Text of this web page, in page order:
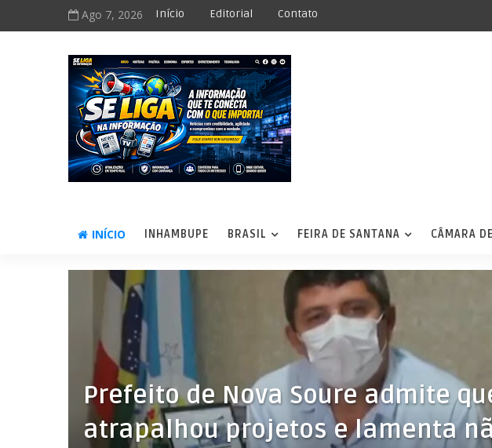
Ago 7, 2026 Início Editorial Contato
INÍCIO INHAMBUPE BRASIL FEIRA DE SANTANA CÂMARA
Prefeito de Nova Soure admite
atrapalhou projetos e lamenta